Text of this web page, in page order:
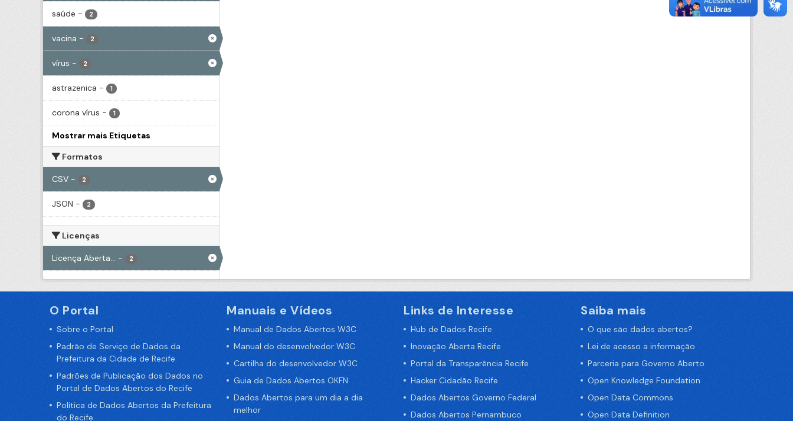
saúde - 2
vacina - 2
vírus - 2
astrazenica - 1
corona vírus - 1
Mostrar mais Etiquetas
Formatos
CSV - 2
JSON - 2
Licenças
Licença Aberta... - 2
O Portal
Sobre o Portal
Padrão de Serviço de Dados da
Prefeitura da Cidade de Recife
Padrões de Publicação dos Dados no
Portal de Dados Abertos do Recife
Política de Dados Abertos da Prefeitura
do Recife
Manuais e Vídeos
Manual de Dados Abertos W3C
Manual do desenvolvedor W3C
Cartilha do desenvolvedor W3C
Guia de Dados Abertos OKFN
Dados Abertos para um dia a dia
melhor
Links de Interesse
Hub de Dados Recife
Inovação Aberta Recife
Portal da Transparência Recife
Hacker Cidadão Recife
Dados Abertos Governo Federal
Dados Abertos Pernambuco
Saiba mais
O que são dados abertos?
Lei de acesso a informação
Parceria para Governo Aberto
Open Knowledge Foundation
Open Data Commons
Open Data Definition